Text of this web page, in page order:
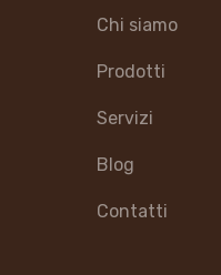
Chi siamo
Prodotti
Servizi
Blog
Contatti